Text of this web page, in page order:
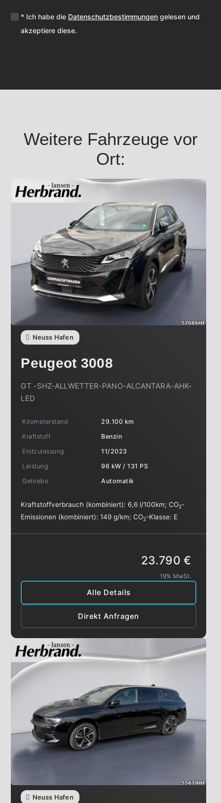
* Ich habe die Datenschutzbestimmungen gelesen und
akzeptiere diese.
Weitere Fahrzeuge vor
Ort:
Neuss Hafen
Peugeot 3008
GT -SHZ-ALLWETTER-PANO-ALCANTARA-AHK-
LED
Kilometerstand
29.100 km
Kraftstoff
Benzin
Erstzulassung
11/2023
Leistung
96 kW / 131 PS
Getriebe
Automatik
Kraftstoffverbrauch (kombiniert): 6,6 l/100km;CO2-
Emissionen (kombiniert):149 g/km;CO2-Klasse: E
Alle Details
Direkt Anfragen
23.790 €
19% MwSt.
Neuss Hafen